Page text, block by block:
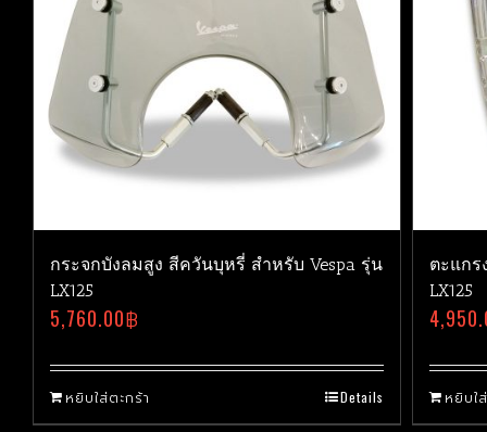
กระจกบังลมสูง สีควันบุหรี่ สำหรับ Vespa รุ่น
LX125
5,760.00฿
หยิบใส่ตะกร้า Details
ตะแกร
LX125
หยิบใ